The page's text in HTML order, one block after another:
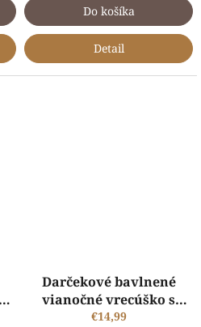
Do košíka
Detail
Darčekové bavlnené
vianočné vrecúško s
obrázkom a menom -
€14,99